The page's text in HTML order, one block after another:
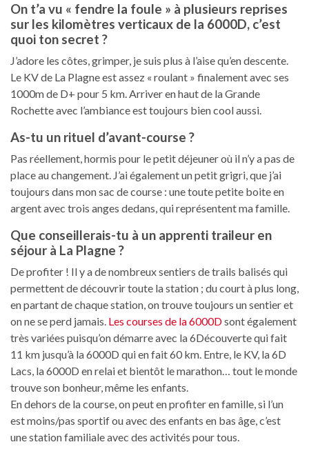
On t’a vu « fendre la foule » à plusieurs reprises
sur les kilomètres verticaux de la 6000D, c’est
quoi ton secret ?
J’adore les côtes, grimper, je suis plus à l’aise qu’en descente.
Le KV de La Plagne est assez « roulant » finalement avec ses
1000m de D+ pour 5 km. Arriver en haut de la Grande
Rochette avec l’ambiance est toujours bien cool aussi.
As-tu un rituel d’avant-course ?
Pas réellement, hormis pour le petit déjeuner où il n’y a pas de
place au changement. J’ai également un petit grigri, que j’ai
toujours dans mon sac de course : une toute petite boite en
argent avec trois anges dedans, qui représentent ma famille.
Que conseillerais-tu à un apprenti traileur en
séjour à La Plagne ?
De profiter ! Il y a de nombreux sentiers de trails balisés qui
permettent de découvrir toute la station ; du court à plus long,
en partant de chaque station, on trouve toujours un sentier et
on ne se perd jamais. Les courses de la 6000Dsont également
très variées puisqu’on démarre avec la 6Découverte qui fait
11 km jusqu’à la 6000D qui en fait 60 km. Entre, le KV, la 6D
Lacs, la 6000D en relai et bientôt le marathon… tout le monde
trouve son bonheur, même les enfants.
En dehors de la course, on peut en profiter en famille, si l’un
est moins/pas sportif ou avec des enfants en bas âge, c’est
une station familiale avec des activités pour tous.